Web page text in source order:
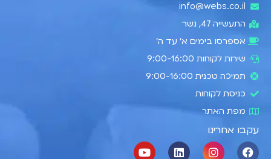
info@webs.co.il
התעשייה 47, נשר​
אספרסו בימים א’ עד ה׳
שירות לקוחות 9:00-16:00
תמיכה טכנית 9:00-16:00
כניסת לקוחות
מפת האתר
עקבו אחרינו